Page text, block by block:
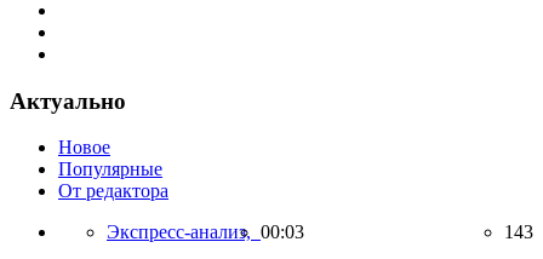
Актуально
Новое
Популярные
От редактора
Экспресс-анализ, 00:03 143